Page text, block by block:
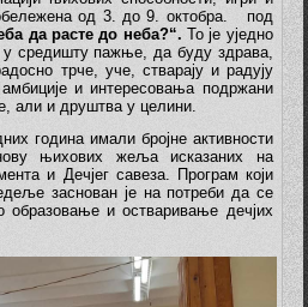
од 3. до 9. октобра. под
да расте до неба?“. То је уједно
средишту пажње, да буду здрава,
трче, уче, стварају и радују
и интересовања подржани
али и друштва у целини.
година имали бројне активности
њихових жеља исказаних на
и Дечјег савеза. Програм који
заснован је на потреби да се
образовање и остваривање дечјих